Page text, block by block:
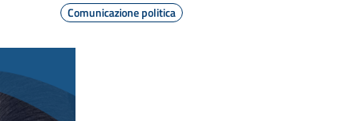
Comunicazione politica